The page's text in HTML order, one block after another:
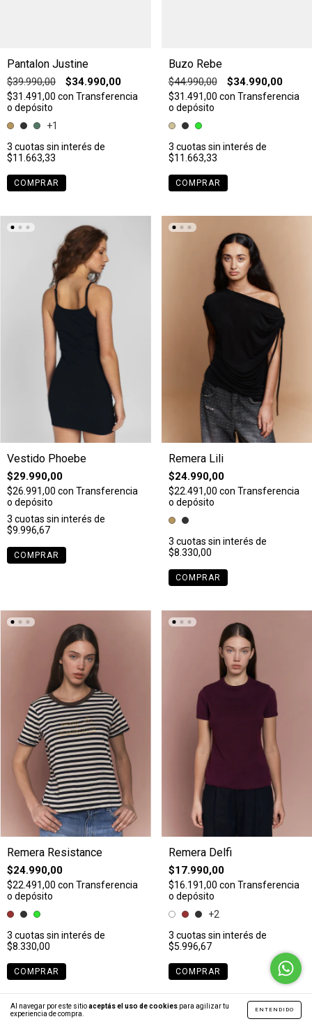
Al navegar por este sitioaceptás el uso de cookies para agilizar tu
experiencia de compra.
ENTENDIDO
Pantalon Justine
$39.990,00 $34.990,00
$31.491,00 con Transferencia
o depósito
+1
3 cuotas sin interés de
$11.663,33
COMPRAR
Buzo Rebe
$44.990,00 $34.990,00
$31.491,00 con Transferencia
o depósito
3 cuotas sin interés de
$11.663,33
COMPRAR
Vestido Phoebe
$29.990,00
$26.991,00 con Transferencia
o depósito
3 cuotas sin interés de
$9.996,67
COMPRAR
Remera Lili
$24.990,00
$22.491,00 con Transferencia
o depósito
3 cuotas sin interés de
$8.330,00
COMPRAR
Remera Resistance
$24.990,00
$22.491,00 con Transferencia
o depósito
3 cuotas sin interés de
$8.330,00
COMPRAR
Remera Delfi
$17.990,00
$16.191,00 con Transferencia
o depósito
+2
3 cuotas sin interés de
$5.996,67
COMPRAR